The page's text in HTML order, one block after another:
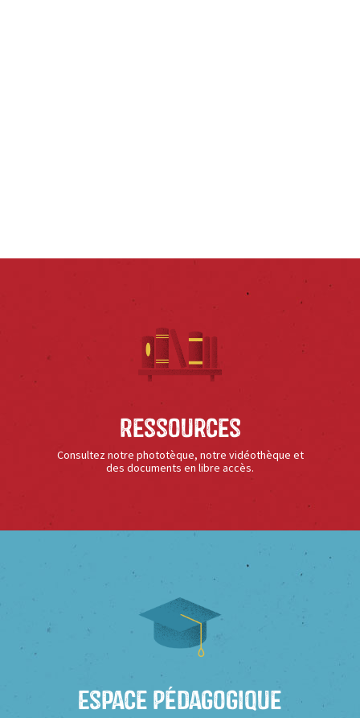
Ressources
Consultez notre phototèque, notre vidéothèque et
des documents en libre accès.
Espace Pédagogique